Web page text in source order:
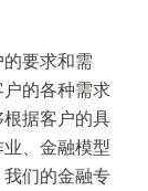
要求和需
的各种需求
据客户的具
、金融模型
们的金融专